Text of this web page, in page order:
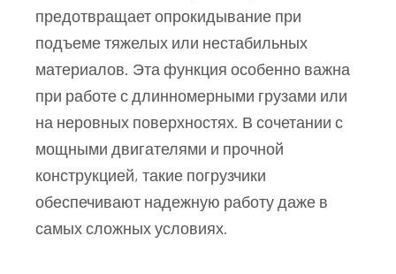
предотвращает опрокидывание при
подъеме тяжелых или нестабильных
материалов. Эта функция особенно важна
при работе с длинномерными грузами или
на неровных поверхностях. В сочетании с
мощными двигателями и прочной
конструкцией, такие погрузчики
обеспечивают надежную работу даже в
самых сложных условиях.